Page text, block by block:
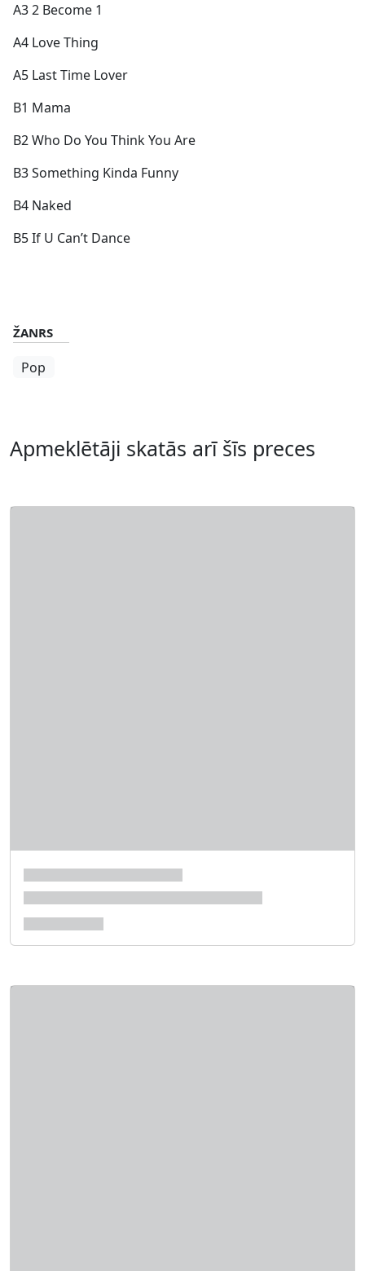
A3 2 Become 1
A4 Love Thing
A5 Last Time Lover
B1 Mama
B2 Who Do You Think You Are
B3 Something Kinda Funny
B4 Naked
B5 If U Can’t Dance
ŽANRS
Pop
Apmeklētāji skatās arī šīs preces